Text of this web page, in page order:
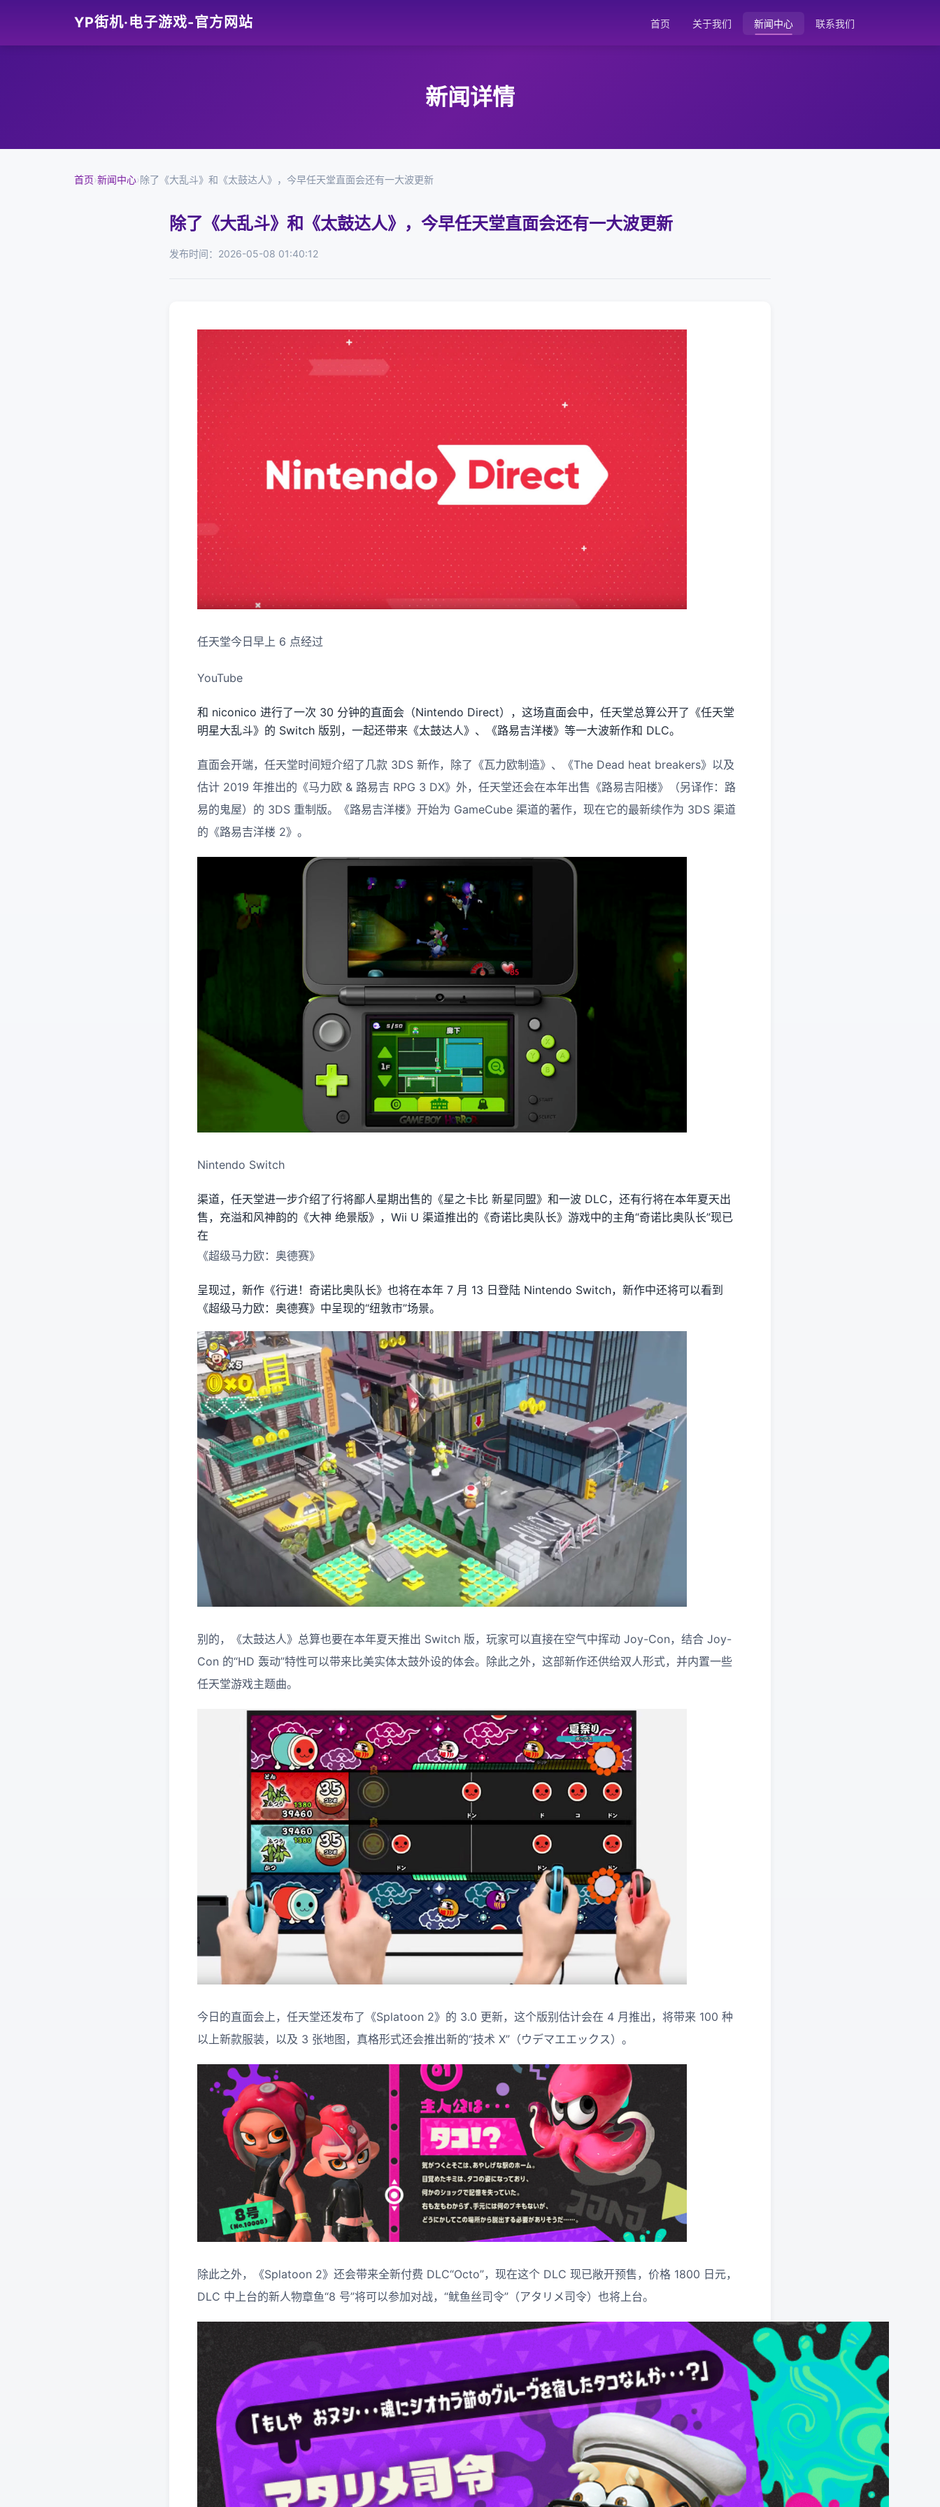
YP街机·电子游戏-官方网站 首页 关于我们 新闻中心 联系我们
新闻详情
首页›新闻中心›除了《大乱斗》和《太鼓达人》，今早任天堂直面会还有一大波更新
除了《大乱斗》和《太鼓达人》，今早任天堂直面会还有一大波更新
发布时间：2026-05-08 01:40:12
任天堂今日早上 6 点经过
YouTube
和 niconico 进行了一次 30 分钟的直面会（Nintendo Direct），这场直面会中，任天堂总算公开了《任天堂
明星大乱斗》的 Switch 版别，一起还带来《太鼓达人》、《路易吉洋楼》等一大波新作和 DLC。
直面会开端，任天堂时间短介绍了几款 3DS 新作，除了《瓦力欧制造》、《The Dead heat breakers》以及
估计 2019 年推出的《马力欧 & 路易吉 RPG 3 DX》外，任天堂还会在本年出售《路易吉阳楼》（另译作：路
易的鬼屋）的 3DS 重制版。《路易吉洋楼》开始为 GameCube 渠道的著作，现在它的最新续作为 3DS 渠道
的《路易吉洋楼 2》。
Nintendo Switch
渠道，任天堂进一步介绍了行将鄙人星期出售的《星之卡比 新星同盟》和一波 DLC，还有行将在本年夏天出
售，充溢和风神韵的《大神 绝景版》，Wii U 渠道推出的《奇诺比奥队长》游戏中的主角“奇诺比奥队长”现已
在
《超级马力欧：奥德赛》
呈现过，新作《行进！奇诺比奥队长》也将在本年 7 月 13 日登陆 Nintendo Switch，新作中还将可以看到
《超级马力欧：奥德赛》中呈现的“纽敦市”场景。
别的，《太鼓达人》总算也要在本年夏天推出 Switch 版，玩家可以直接在空气中挥动 Joy-Con，结合 Joy-
Con 的“HD 轰动”特性可以带来比美实体太鼓外设的体会。除此之外，这部新作还供给双人形式，并内置一些
任天堂游戏主题曲。
今日的直面会上，任天堂还发布了《Splatoon 2》的 3.0 更新，这个版别估计会在 4 月推出，将带来 100 种
以上新款服装，以及 3 张地图，真格形式还会推出新的“技术 X”（ウデマエエックス）。
除此之外，《Splatoon 2》还会带来全新付费 DLC“Octo”，现在这个 DLC 现已敞开预售，价格 1800 日元，
DLC 中上台的新人物章鱼“8 号”将可以参加对战，“鱿鱼丝司令”（アタリメ司令）也将上台。